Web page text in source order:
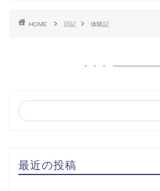
HOME 日記 体験記
最近の投稿